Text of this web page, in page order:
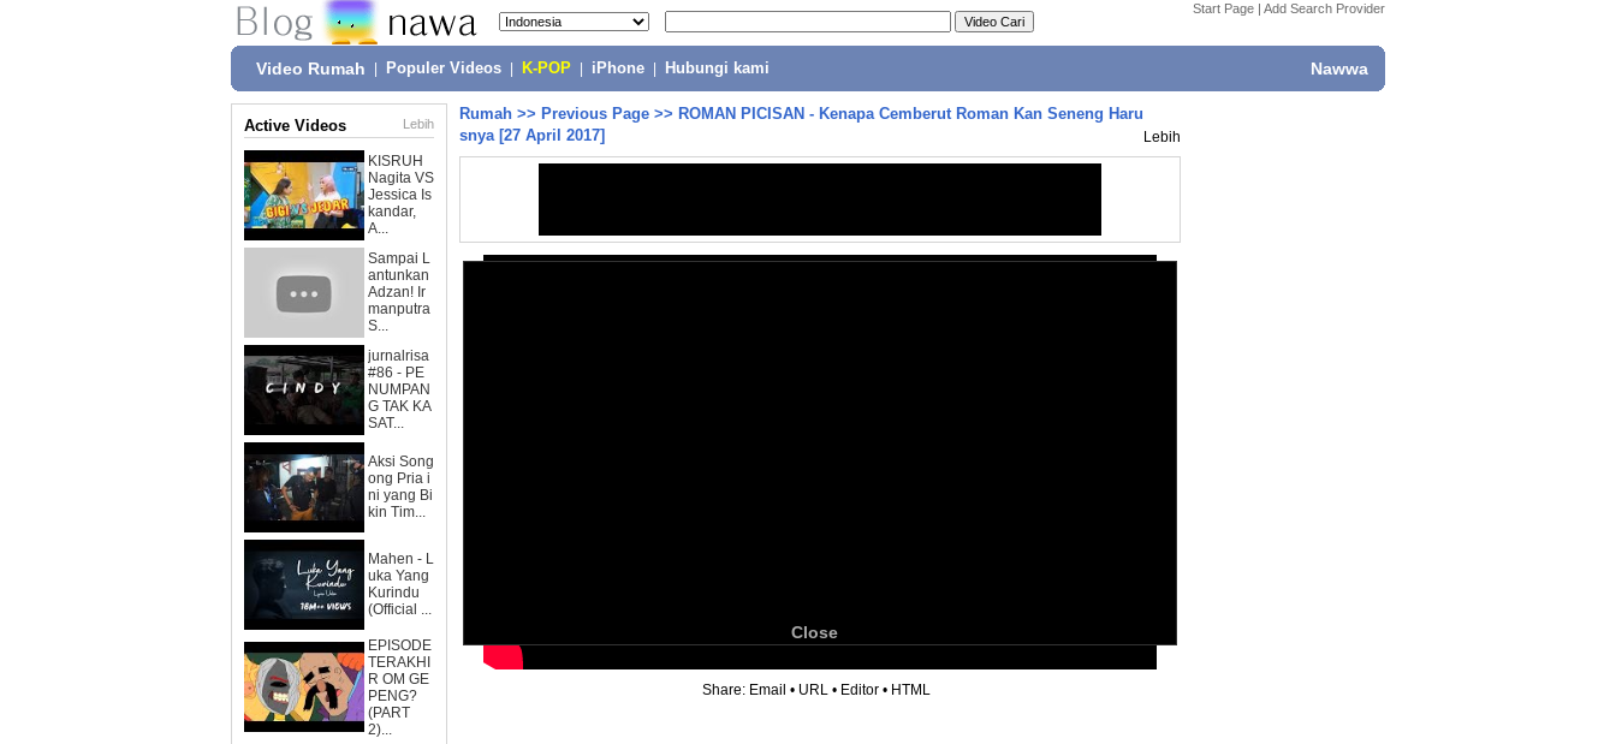
Start Page | Add Search Provider
Video Rumah Populer Videos K-POP iPhone Hubungi kami Nawwa
Active Videos Lebih
KISRUH
Nagita VS
Jessica Is
kandar,
A...
Sampai L
antunkan
Adzan! Ir
manputra
S...
jurnalrisa
#86 - PE
NUMPAN
G TAK KA
SAT...
Aksi Song
ong Pria i
ni yang Bi
kin Tim...
Mahen - L
uka Yang
Kurindu
(Official ...
EPISODE
TERAKHI
R OM GE
PENG?
(PART
2)...
Rumah >> Previous Page >> ROMAN PICISAN - Kenapa Cemberut Roman Kan Seneng Haru
snya [27 April 2017]
Lebih
Close
Share: Email • URL • Editor • HTML